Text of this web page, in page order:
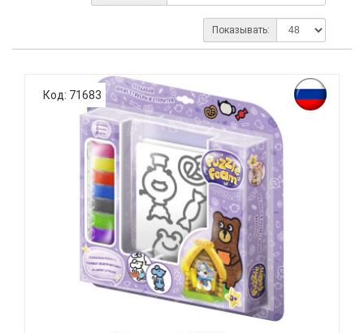
Показывать:
Код: 71683
НАБОР ДЛЯ ТВОРЧЕСТВА ПЛАСТИЛИН PUZZLE
FOAM 'СК...